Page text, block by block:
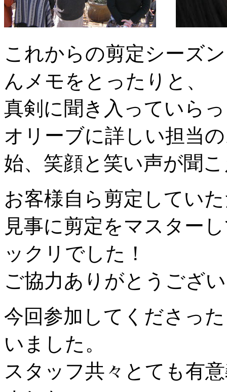
これからの剪定シーズ
んメモをとったりと、
真剣に聞き入っていら
オリーブに詳しい担当
始、笑顔と笑い声が聞
お客様自ら剪定してい
見事に剪定をマスター
ックリでした！
ご協力ありがとうござ
今回参加してくださっ
いました。
スタッフ共々とても有